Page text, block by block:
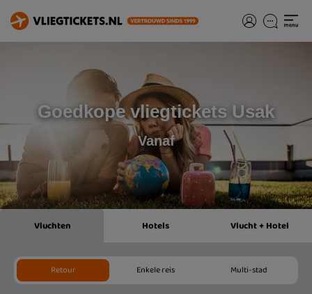
Goedkope vliegtickets Usak
Vanaf